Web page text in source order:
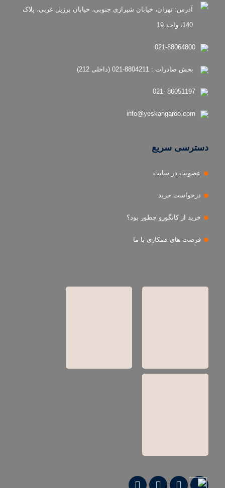
آدرس: تهران، خیابان شیرازی جنوبی، خیابان برزیل غربی، پلاک
140، واحد 19
021-88064800
بخش صادرات : 8804211-021 (داخلی 212)
86051197 -021
info@yeskangaroo.com
دسترسی سریع
عضویت در سایت
درخواست خرید
خرید از کانگورو چطور بود؟
فرصت های همکاری با ما